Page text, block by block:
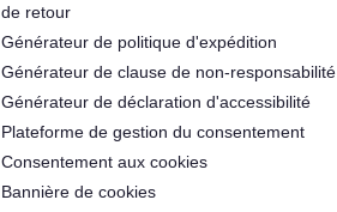
de retour
Générateur de politique d'expédition
Générateur de clause de non-responsabilité
Générateur de déclaration d'accessibilité
Plateforme de gestion du consentement
Consentement aux cookies
Bannière de cookies